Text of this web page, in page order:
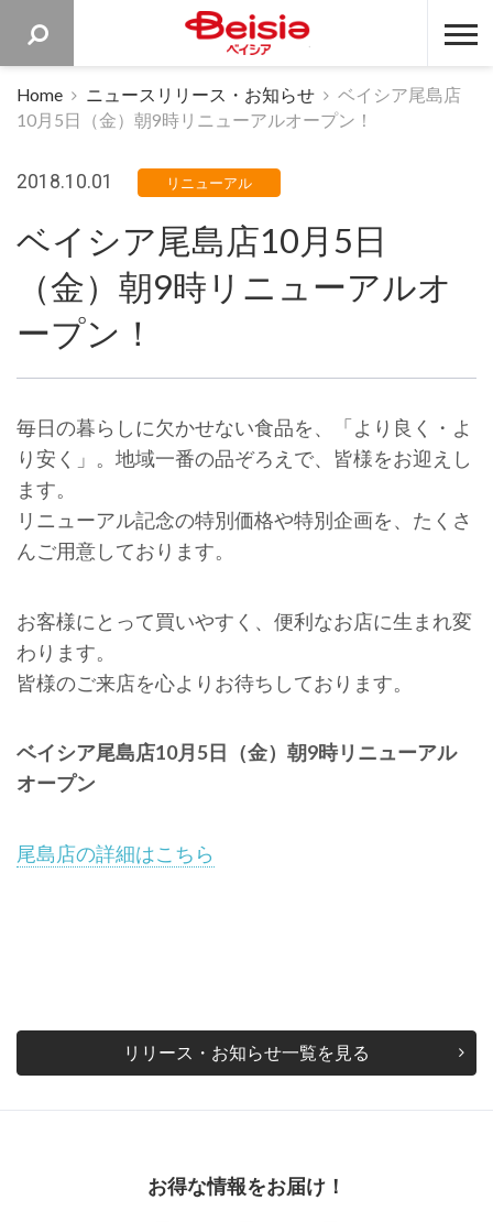
ベイシア
Home ニュースリリース・お知らせ
ベイシア尾島店
10月5日（金）朝9時リニューアルオープン！
2018.10.01 リニューアル
ベイシア尾島店10月5日
（金）朝9時リニューアルオ
ープン！
毎日の暮らしに欠かせない食品を、「より良く・よ
り安く」。地域一番の品ぞろえで、皆様をお迎えし
ます。
リニューアル記念の特別価格や特別企画を、たくさ
んご用意しております。
お客様にとって買いやすく、便利なお店に生まれ変
わります。
皆様のご来店を心よりお待ちしております。
ベイシア尾島店10月5日（金）朝9時リニューアル
オープン
尾島店の詳細はこちら
リリース・お知らせ一覧を見る
お得な情報をお届け！